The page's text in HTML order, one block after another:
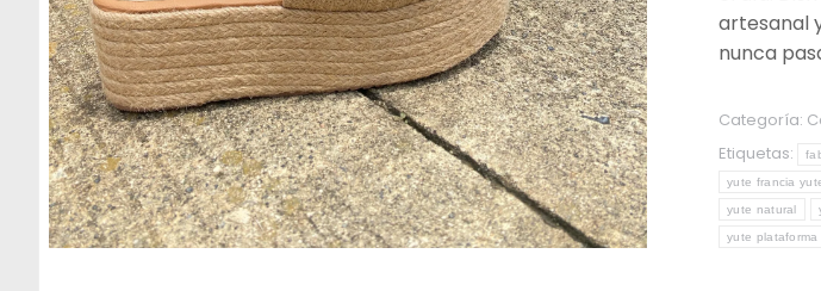
artesanal
nunca
Categoría:
Etiquetas:
yute francia
yute natural
yute plataforma